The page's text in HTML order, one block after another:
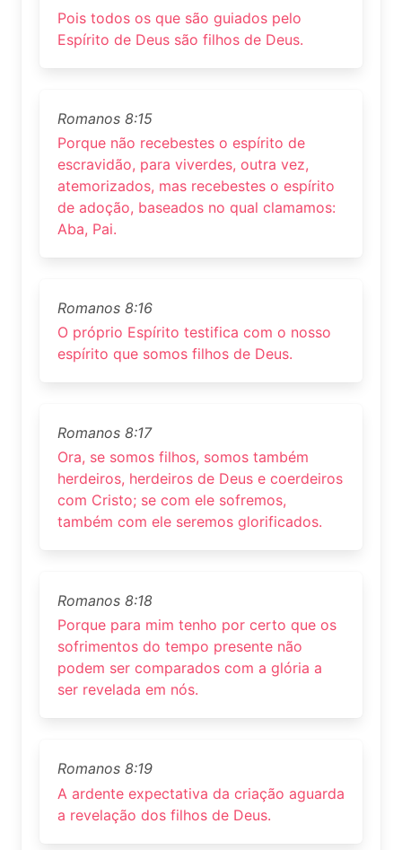
Pois todos os que são guiados pelo
Espírito de Deus são filhos de Deus.
Romanos 8:15
Porque não recebestes o espírito de
escravidão, para viverdes, outra vez,
atemorizados, mas recebestes o espírito
de adoção, baseados no qual clamamos:
Aba, Pai.
Romanos 8:16
O próprio Espírito testifica com o nosso
espírito que somos filhos de Deus.
Romanos 8:17
Ora, se somos filhos, somos também
herdeiros, herdeiros de Deus e coerdeiros
com Cristo; se com ele sofremos,
também com ele seremos glorificados.
Romanos 8:18
Porque para mim tenho por certo que os
sofrimentos do tempo presente não
podem ser comparados com a glória a
ser revelada em nós.
Romanos 8:19
A ardente expectativa da criação aguarda
a revelação dos filhos de Deus.